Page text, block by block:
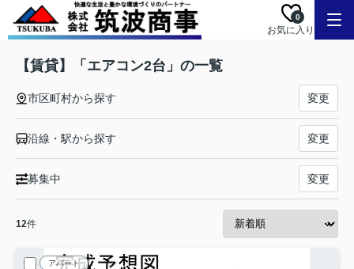
0
お気に入り
【賃貸】「エアコン2台」の一覧
市区町村から探す 変更
沿線・駅から探す 変更
募集中 変更
12件
アパート